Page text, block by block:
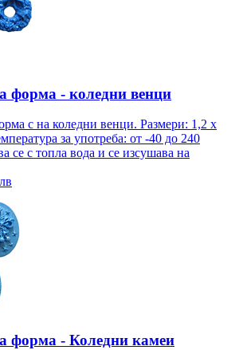
форма - коледни венци
с на коледни венци. Размери: 1,2 x
за употреба: от -40 до 240
се с топла вода и се изсушава на
форма - Коледни камеи